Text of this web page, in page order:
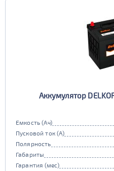
Аккумулятор
Емкость (Ач)
Пусковой ток (А)
Полярность
Габариты
Гарантия (мес)